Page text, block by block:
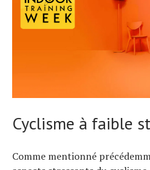
Cyclisme à faible
Comme mentionné